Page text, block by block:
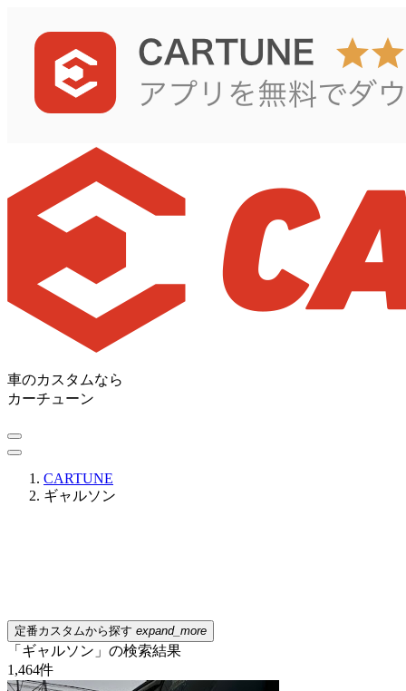
車のカスタムなら
カーチューン
CARTUNE
ギャルソン
定番カスタムから探す expand_more
「ギャルソン」の検索結果
1,464件